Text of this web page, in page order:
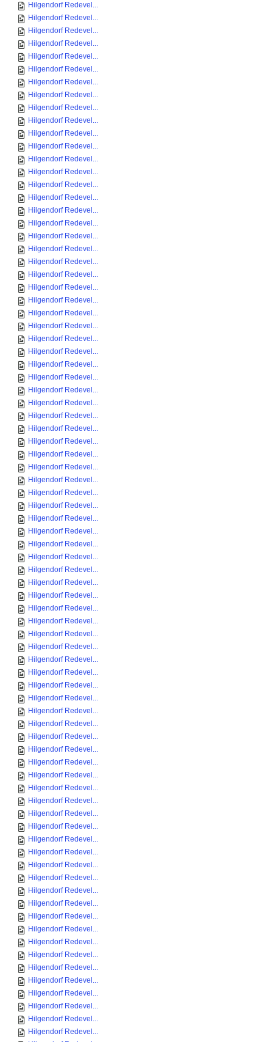
Hilgendorf Redevel...
Hilgendorf Redevel...
Hilgendorf Redevel...
Hilgendorf Redevel...
Hilgendorf Redevel...
Hilgendorf Redevel...
Hilgendorf Redevel...
Hilgendorf Redevel...
Hilgendorf Redevel...
Hilgendorf Redevel...
Hilgendorf Redevel...
Hilgendorf Redevel...
Hilgendorf Redevel...
Hilgendorf Redevel...
Hilgendorf Redevel...
Hilgendorf Redevel...
Hilgendorf Redevel...
Hilgendorf Redevel...
Hilgendorf Redevel...
Hilgendorf Redevel...
Hilgendorf Redevel...
Hilgendorf Redevel...
Hilgendorf Redevel...
Hilgendorf Redevel...
Hilgendorf Redevel...
Hilgendorf Redevel...
Hilgendorf Redevel...
Hilgendorf Redevel...
Hilgendorf Redevel...
Hilgendorf Redevel...
Hilgendorf Redevel...
Hilgendorf Redevel...
Hilgendorf Redevel...
Hilgendorf Redevel...
Hilgendorf Redevel...
Hilgendorf Redevel...
Hilgendorf Redevel...
Hilgendorf Redevel...
Hilgendorf Redevel...
Hilgendorf Redevel...
Hilgendorf Redevel...
Hilgendorf Redevel...
Hilgendorf Redevel...
Hilgendorf Redevel...
Hilgendorf Redevel...
Hilgendorf Redevel...
Hilgendorf Redevel...
Hilgendorf Redevel...
Hilgendorf Redevel...
Hilgendorf Redevel...
Hilgendorf Redevel...
Hilgendorf Redevel...
Hilgendorf Redevel...
Hilgendorf Redevel...
Hilgendorf Redevel...
Hilgendorf Redevel...
Hilgendorf Redevel...
Hilgendorf Redevel...
Hilgendorf Redevel...
Hilgendorf Redevel...
Hilgendorf Redevel...
Hilgendorf Redevel...
Hilgendorf Redevel...
Hilgendorf Redevel...
Hilgendorf Redevel...
Hilgendorf Redevel...
Hilgendorf Redevel...
Hilgendorf Redevel...
Hilgendorf Redevel...
Hilgendorf Redevel...
Hilgendorf Redevel...
Hilgendorf Redevel...
Hilgendorf Redevel...
Hilgendorf Redevel...
Hilgendorf Redevel...
Hilgendorf Redevel...
Hilgendorf Redevel...
Hilgendorf Redevel...
Hilgendorf Redevel...
Hilgendorf Redevel...
Hilgendorf Redevel...